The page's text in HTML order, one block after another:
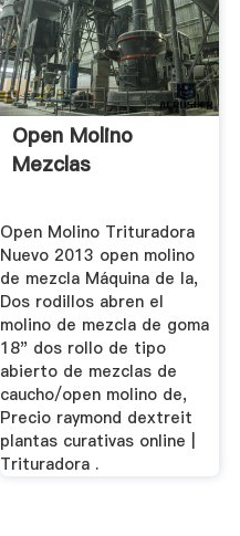
Open Molino
Mezclas
Open Molino Trituradora
Nuevo 2013 open molino
de mezcla Máquina de la,
Dos rodillos abren el
molino de mezcla de goma
18" dos rollo de tipo
abierto de mezclas de
caucho/open molino de,
Precio raymond dextreit
plantas curativas online |
Trituradora .